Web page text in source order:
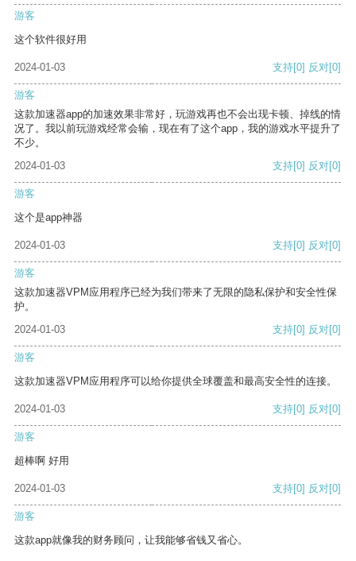
游客
这个软件很好用
2024-01-03 支持[0] 反对[0]
游客
这款加速器app的加速效果非常好，玩游戏再也不会出现卡顿、掉线的情
况了。我以前玩游戏经常会输，现在有了这个app，我的游戏水平提升了
不少。
2024-01-03
支持[0] 反对[0]
游客
这个是app神器
2024-01-03 支持[0] 反对[0]
游客
这款加速器VPM应用程序已经为我们带来了无限的隐私保护和安全性保
护。
2024-01-03
支持[0] 反对[0]
游客
这款加速器VPM应用程序可以给你提供全球覆盖和最高安全性的连接。
2024-01-03 支持[0] 反对[0]
游客
超棒啊 好用
2024-01-03 支持[0] 反对[0]
游客
这款app就像我的财务顾问，让我能够省钱又省心。